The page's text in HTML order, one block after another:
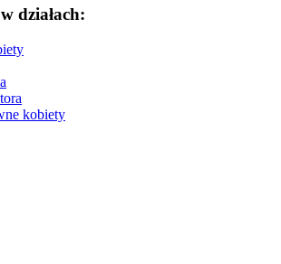
działach:
kobiety